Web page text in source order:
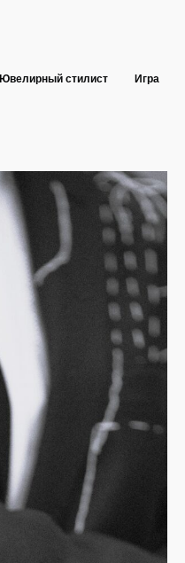
Ювелирный стилист Игра